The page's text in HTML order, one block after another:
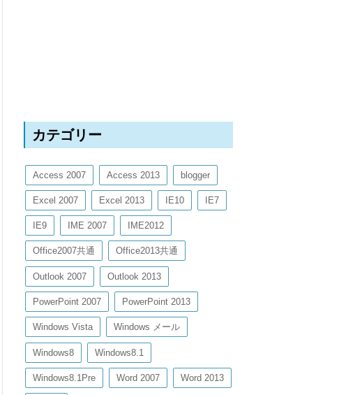
カテゴリー
Access 2007 Access 2013 blogger
Excel 2007 Excel 2013 IE10 IE7
IE9 IME 2007 IME2012
Office2007共通 Office2013共通
Outlook 2007 Outlook 2013
PowerPoint 2007 PowerPoint 2013
Windows Vista Windows メール
Windows8 Windows8.1
Windows8.1Pre Word 2007 Word 2013